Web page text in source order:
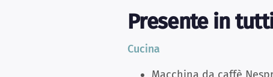
Presente in
Cucina